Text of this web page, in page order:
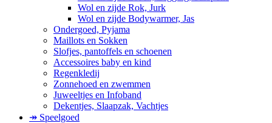
Wol en zijde Rok, Jurk
Wol en zijde Bodywarmer, Jas
Ondergoed, Pyjama
Maillots en Sokken
Slofjes, pantoffels en schoenen
Accessoires baby en kind
Regenkledij
Zonnehoed en zwemmen
Juweeltjes en Infoband
Dekentjes, Slaapzak, Vachtjes
↠ Speelgoed